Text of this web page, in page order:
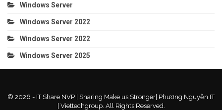
Windows Server
Windows Server 2022
Windows Server 2022
Windows Server 2025
© 2026 - IT Share NVP | Sharing Make us Stronger| Phương Nguyễn IT
| Viettechgroup. All Rights Reserved.